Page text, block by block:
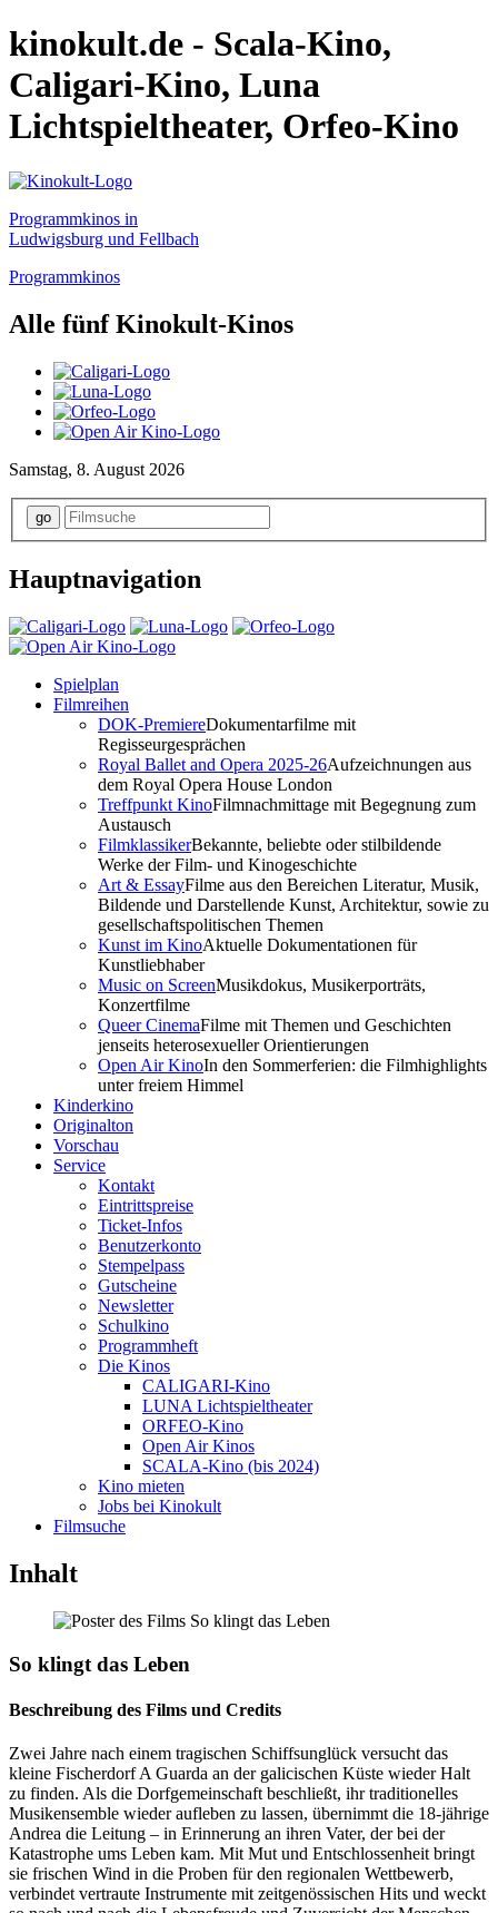
kinokult.de - Scala-Kino,
Caligari-Kino, Luna
Lichtspieltheater, Orfeo-Kino
Programmkinos in
Ludwigsburg und Fellbach
Programmkinos
Alle fünf Kinokult-Kinos
Samstag, 8. August 2026
Hauptnavigation
Spielplan
Filmreihen
DOK-PremiereDokumentarfilme mit
Regisseurgesprächen
Royal Ballet and Opera 2025-26Aufzeichnungen aus
dem Royal Opera House London
Treffpunkt KinoFilmnachmittage mit Begegnung zum
Austausch
FilmklassikerBekannte, beliebte oder stilbildende
Werke der Film- und Kinogeschichte
Art & EssayFilme aus den Bereichen Literatur, Musik,
Bildende und Darstellende Kunst, Architektur, sowie zu
gesellschaftspolitischen Themen
Kunst im KinoAktuelle Dokumentationen für
Kunstliebhaber
Music on ScreenMusikdokus, Musikerporträts,
Konzertfilme
Queer CinemaFilme mit Themen und Geschichten
jenseits heterosexueller Orientierungen
Open Air KinoIn den Sommerferien: die Filmhighlights
unter freiem Himmel
Kinderkino
Originalton
Vorschau
Service
Kontakt
Eintrittspreise
Ticket-Infos
Benutzerkonto
Stempelpass
Gutscheine
Newsletter
Schulkino
Programmheft
Die Kinos
CALIGARI-Kino
LUNA Lichtspieltheater
ORFEO-Kino
Open Air Kinos
SCALA-Kino (bis 2024)
Kino mieten
Jobs bei Kinokult
Filmsuche
Inhalt
So klingt das Leben
Beschreibung des Films und Credits
Zwei Jahre nach einem tragischen Schiffsunglück versucht das
kleine Fischerdorf A Guarda an der galicischen Küste wieder Halt
zu finden. Als die Dorfgemeinschaft beschließt, ihr traditionelles
Musikensemble wieder aufleben zu lassen, übernimmt die 18-jährige
Andrea die Leitung – in Erinnerung an ihren Vater, der bei der
Katastrophe ums Leben kam. Mit Mut und Entschlossenheit bringt
sie frischen Wind in die Proben für den regionalen Wettbewerb,
verbindet vertraute Instrumente mit zeitgenössischen Hits und weckt